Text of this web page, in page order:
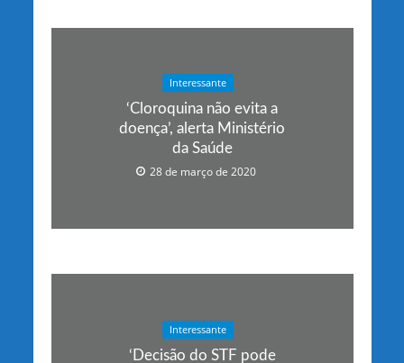
Interessante
‘Cloroquina não evita a
doença’, alerta Ministério
da Saúde
28 de março de 2020
Interessante
‘Decisão do STF pode